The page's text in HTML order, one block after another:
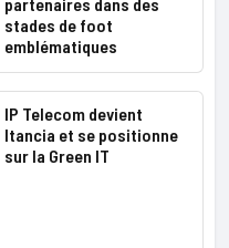
stades de foot
emblématiques
IP Telecom devient
Itancia et se positionne
sur la Green IT